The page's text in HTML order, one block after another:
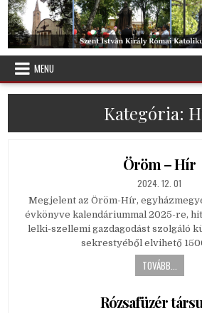
Skip
to
content
Debreceni Szent István
MENU
Kategória:
Öröm – Hír
PUBLISHED
DATE:
2024. 12. 01
Megjelent az Öröm-Hír,
évkönyve kalendáriummal 2025-re,
lelki-szellemi gazdagodást szolgáló
sekrestyéből elvihető
TOVÁBB...
Rózsafüzér